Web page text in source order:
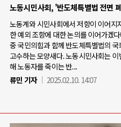
노동시민사회, '반도체특별법 전면
노동계와 시민사회에서 저항이 이어지
한 예외 조항에 대한 논의를 이어가겠
중 국민의힘과 함께 반도체특별법의
고수하는 모양새다. 노동시민사회는
해 노동자를 죽이는 반...
류민 기자
2025.02.10. 14:07